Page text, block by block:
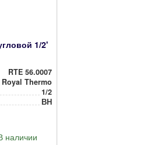
1/2'
RTE 56.0007
Royal Thermo
1/2
ВН
наличии